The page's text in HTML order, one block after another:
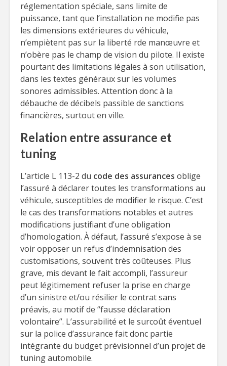
réglementation spéciale, sans limite de
puissance, tant que l’installation ne modifie pas
les dimensions extérieures du véhicule,
n’empiètent pas sur la liberté rde manœuvre et
n’obère pas le champ de vision du pilote. Il existe
pourtant des limitations légales à son utilisation,
dans les textes généraux sur les volumes
sonores admissibles. Attention donc à la
débauche de décibels passible de sanctions
financières, surtout en ville.
Relation entre assurance et
tuning
L’article L 113-2 du code des assurances oblige
l’assuré à déclarer toutes les transformations au
véhicule, susceptibles de modifier le risque. C’est
le cas des transformations notables et autres
modifications justifiant d’une obligation
d’homologation. À défaut, l’assuré s’expose à se
voir opposer un refus d’indemnisation des
customisations, souvent très coûteuses. Plus
grave, mis devant le fait accompli, l’assureur
peut légitimement refuser la prise en charge
d’un sinistre et/ou résilier le contrat sans
préavis, au motif de “fausse déclaration
volontaire”. L’assurabilité et le surcoût éventuel
sur la police d’assurance fait donc partie
intégrante du budget prévisionnel d’un projet de
tuning automobile.